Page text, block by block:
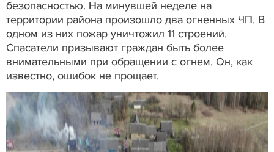
безопасностью. На минувшей неделе на
территории района произошло два огненных ЧП. В
одном из них пожар уничтожил 11 строений.
Спасатели призывают граждан быть более
внимательными при обращении с огнем. Он, как
известно, ошибок не прощает.